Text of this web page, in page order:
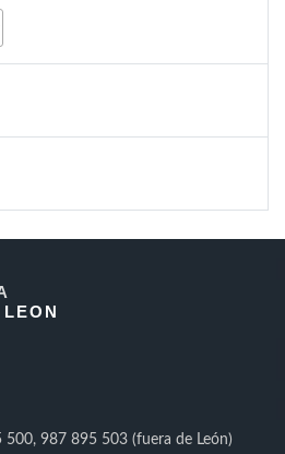
987 895 503 (fuera de León)